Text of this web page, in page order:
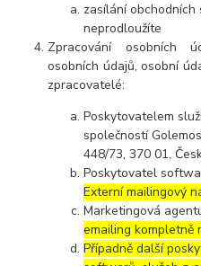
zasílání
neprodloužíte
Zpracování osobních
osobních údajů, osobní
zpracovatelé:
Poskytovatelem
společností
448/73, 370 01,
Poskytovatel
Externí mailingový
Marketingová
emailing kompletně
Případně další